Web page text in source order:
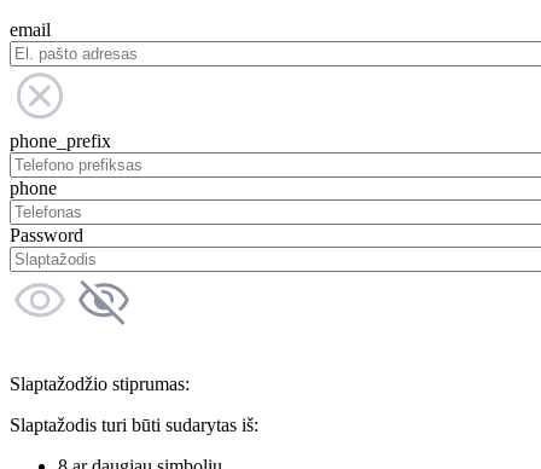
email
phone_prefix
phone
Password
Slaptažodžio stiprumas:
Slaptažodis turi būti sudarytas iš: